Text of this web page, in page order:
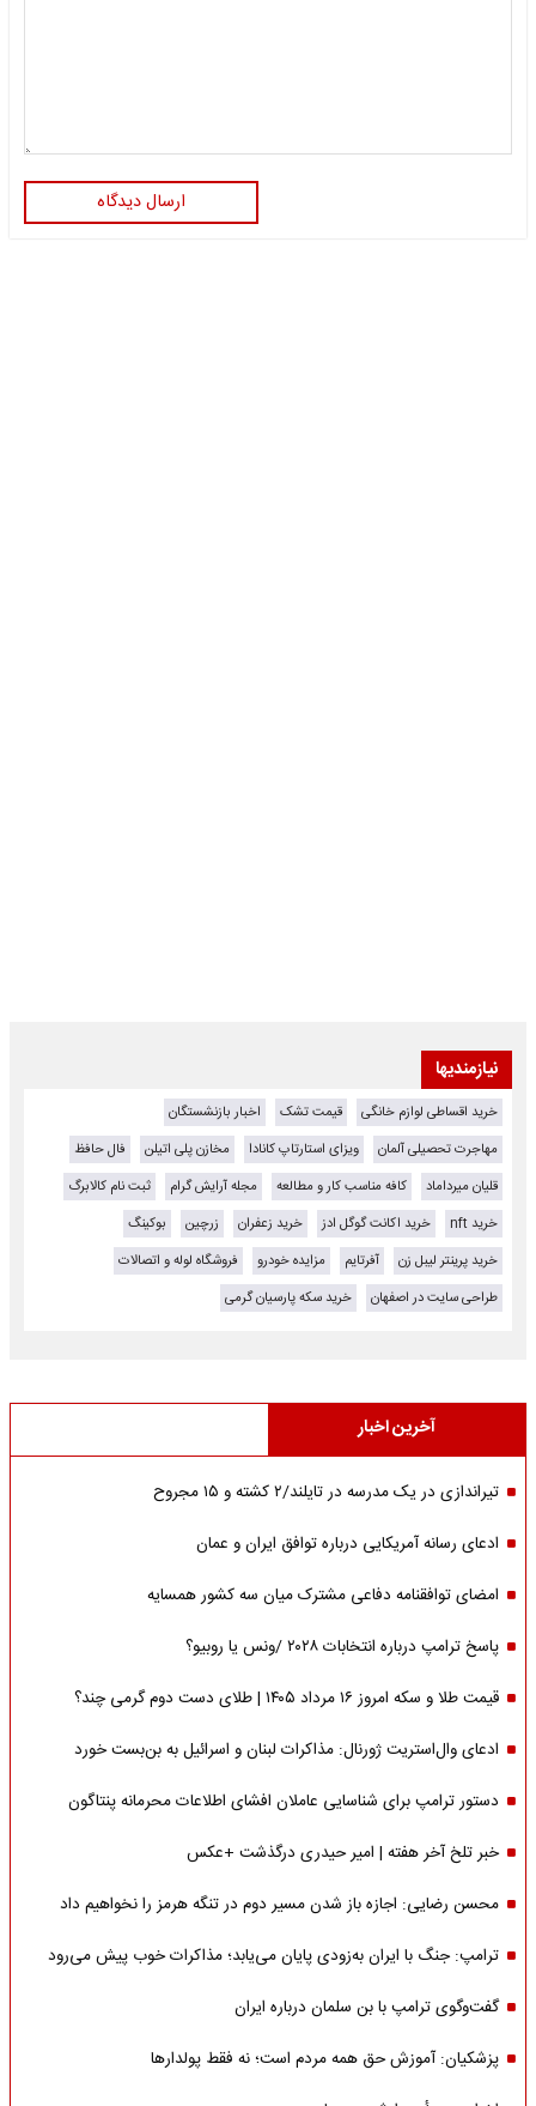
ارسال دیدگاه
نیازمندیها
خرید اقساطی لوازم خانگی قیمت تشک
اخبار بازنشستگان
مهاجرت تحصیلی آلمان
ویزای استارتاپ کانادا مخازن پلی اتیلن
فال حافظ
قلیان میرداماد
کافه مناسب کار و مطالعه مجله آرایش گرام
ثبت نام کالابرگ
خرید nft
خرید اکانت گوگل ادز خرید زعفران زرچین
بوکینگ
خرید پرینتر لیبل زن
آفرتایم مزایده خودرو
فروشگاه لوله و اتصالات
طراحی سایت در اصفهان
خرید سکه پارسیان گرمی
آخرین اخبار
تیراندازی در یک مدرسه در تایلند/۲ کشته و ۱۵ مجروح
ادعای رسانه آمریکایی درباره توافق ایران و عمان
امضای توافقنامه دفاعی مشترک میان سه کشور همسایه
پاسخ ترامپ درباره انتخابات ۲۰۲۸ /ونس یا روبیو؟
قیمت طلا و سکه امروز ۱۶ مرداد ۱۴۰۵ | طلای دست دوم گرمی چند؟
ادعای وال‌استریت ژورنال: مذاکرات لبنان و اسرائیل به بن‌بست خورد
دستور ترامپ برای شناسایی عاملان افشای اطلاعات محرمانه پنتاگون
خبر تلخ آخر هفته | امیر حیدری درگذشت +عکس
محسن رضایی: اجازه باز شدن مسیر دوم در تنگه هرمز را نخواهیم داد
ترامپ: جنگ با ایران به‌زودی پایان می‌یابد؛ مذاکرات خوب پیش می‌رود
گفت‌وگوی ترامپ با بن سلمان درباره ایران
پزشکیان: آموزش حق همه مردم است؛ نه فقط پولدارها